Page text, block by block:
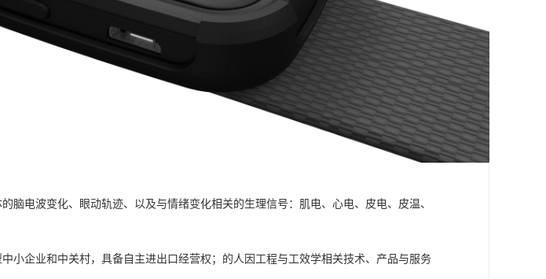
脑电波变化、眼动轨迹、以及与情绪变化相关的生理信号：肌电、心电、皮电、皮温、
小企业和中关村，具备自主进出口经营权；的人因工程与工效学相关技术、产品与服务